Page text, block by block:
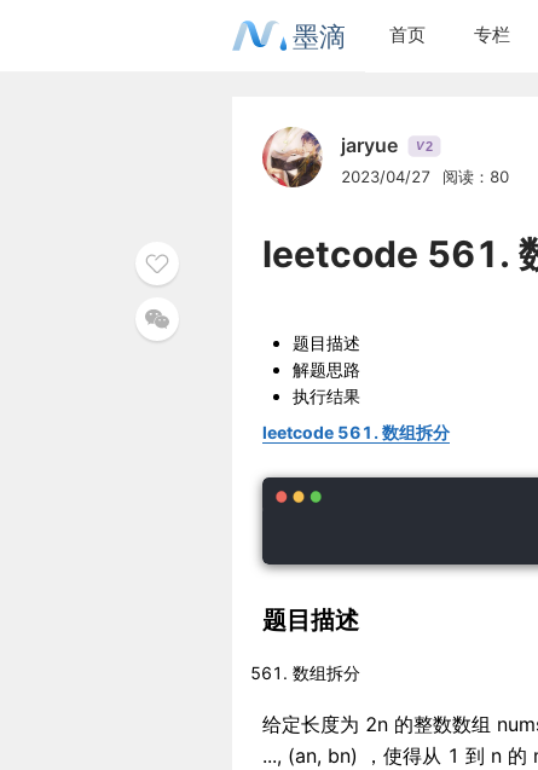
墨滴 首页 专栏
jaryue V2
2023/04/27 阅读：80
leetcode 561.
题目描述
解题思路
执行结果
leetcode 561. 数组拆分
题目描述
数组拆分
给定长度为 2n 的整数数组
..., (an, bn) ，使得从 1 到 n 的